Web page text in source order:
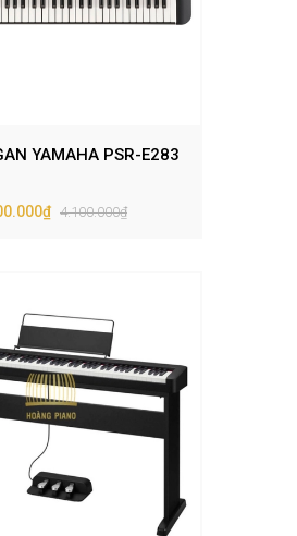
YAMAHA PSR-E283
4.100.000₫